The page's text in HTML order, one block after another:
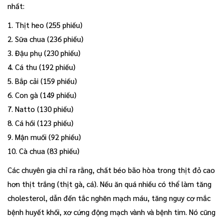
nhất:
1. Thịt heo (255 phiếu)
2. Sữa chua (236 phiếu)
3. Đậu phụ (230 phiếu)
4. Cá thu (192 phiếu)
5. Bắp cải (159 phiếu)
6. Con gà (149 phiếu)
7. Natto (130 phiếu)
8. Cá hồi (123 phiếu)
9. Mận muối (92 phiếu)
10. Cà chua (83 phiếu)
Các chuyên gia chỉ ra rằng, chất béo bão hòa trong thịt đỏ cao
hơn thịt trắng (thịt gà, cá). Nếu ăn quá nhiều có thể làm tăng
cholesterol, dẫn đến tắc nghẽn mạch máu, tăng nguy cơ mắc
bệnh huyết khối, xơ cứng động mạch vành và bệnh tim. Nó cũng